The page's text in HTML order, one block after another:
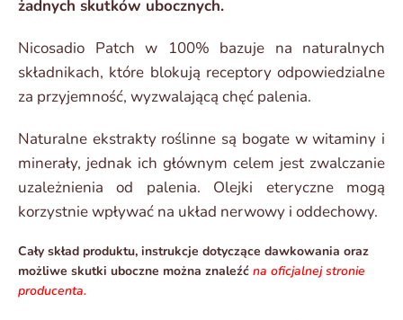
żadnych skutków ubocznych.
Nicosadio Patch w 100% bazuje na naturalnych
składnikach, które blokują receptory odpowiedzialne
za przyjemność, wyzwalającą chęć palenia.
Naturalne ekstrakty roślinne są bogate w witaminy i
minerały, jednak ich głównym celem jest zwalczanie
uzależnienia od palenia. Olejki eteryczne mogą
korzystnie wpływać na układ nerwowy i oddechowy.
Cały skład produktu, instrukcje dotyczące dawkowania oraz
możliwe skutki uboczne można znaleźć na oficjalnej stronie
producenta.